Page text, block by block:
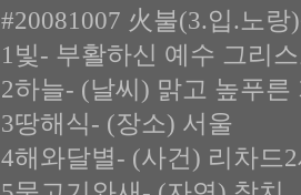
#20081007 火불(3.입.노랑
1빛- 부활하신 예수 그리
2하늘- (날씨) 맑고 높푸른
3땅해식- (장소) 서울
4해와달별- (사건) 리차드